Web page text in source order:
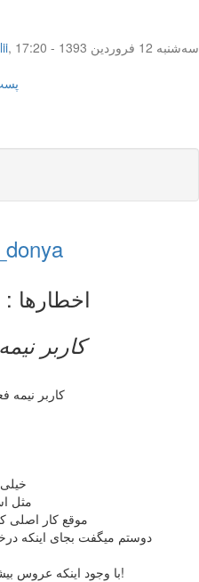
,
سه‌شنبه 12 فروردین 1393 - 17:20
کاربر
مثل
موقع کار اصلی
دوستم میگفت بجای اینکه
با وجود اینکه عروس بیشتر خواهانه اما اتفاقی نمیافته!